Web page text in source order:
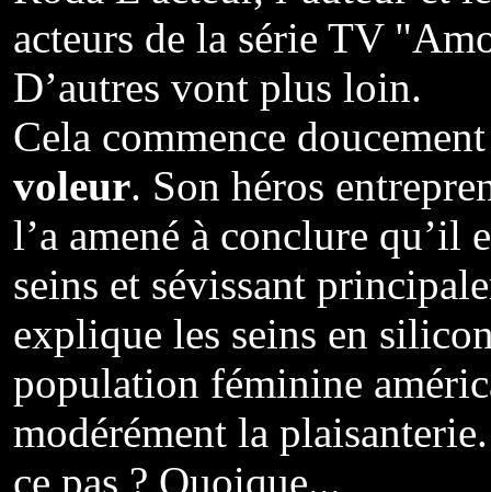
acteurs de la série TV
D’autres vont plus loin.
Cela commence
voleur. Son héros
l’a amené à conclure qu’il
seins et sévissant
explique les seins en
population féminine
modérément la
ce pas ? Quoique...